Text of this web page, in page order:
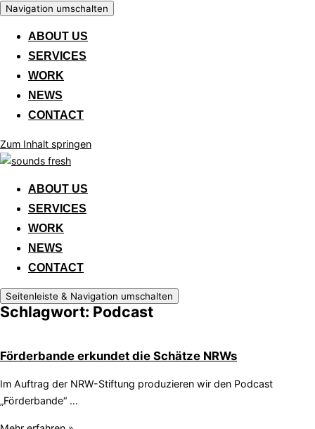
Navigation umschalten
ABOUT US
SERVICES
WORK
NEWS
CONTACT
Zum Inhalt springen
ABOUT US
SERVICES
WORK
NEWS
CONTACT
Seitenleiste & Navigation umschalten
Schlagwort: Podcast
Förderbande erkundet die Schätze NRWs
Im Auftrag der NRW-Stiftung produzieren wir den Podcast
„Förderbande“ …